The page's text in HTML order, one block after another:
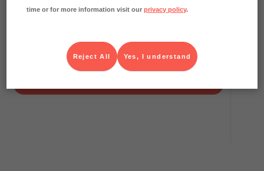
Burrata Mini 23%
Färskvaror Art.nr. 217668
time or for more information visit ourprivacy policy.
Yes, I understand
Reject All